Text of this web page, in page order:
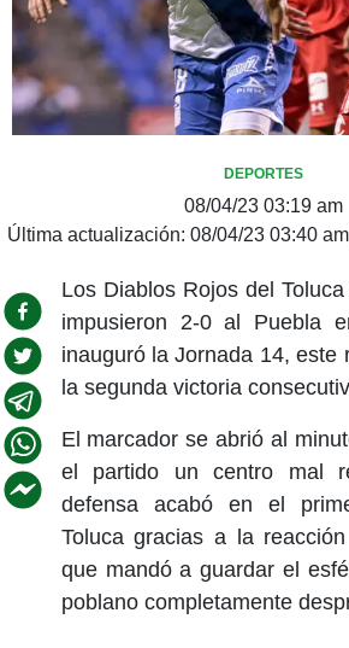
DEPORTES
08/04/23 03:19 am
Última actualización: 08/04/23 03:40 am
Los Diablos Rojos del
impusieron 2-0 al Puebla
inauguró la Jornada 14, este
la segunda victoria
El marcador se abrió al
el partido un centro mal
defensa acabó en el
Toluca gracias a la
que mandó a guardar el
poblano completamente